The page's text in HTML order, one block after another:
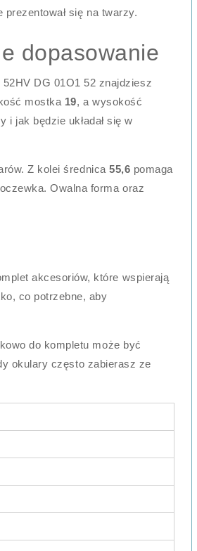
się na twarzy.
dopasowanie
DG 01O1 52 znajdziesz
mostka 19, a wysokość
i jak będzie układał się w
Z kolei średnica55,6 pomaga
Owalna forma oraz
akcesoriów, które wspierają
co potrzebne, aby
do kompletu może być
okulary często zabierasz ze